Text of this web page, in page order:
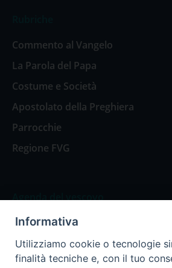
Commento al Vangelo
La Parola del Papa
Costume e Società
Apostolato della Preghiera
Parrocchie
Regione FVG
Agenda del vescovo
Agenda del vescovo
Informativa
Utilizziamo cookie o tecnologie
finalità tecniche e, con il tuo